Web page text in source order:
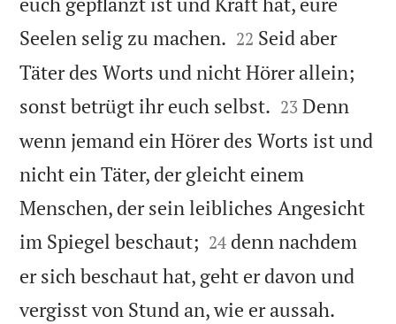
Seelen selig zu machen. 

22 Seid aber
Täter des Worts und nicht Hörer allein;
sonst betrügt ihr euch selbst. 

23 Denn
wenn jemand ein Hörer des Worts ist und
nicht ein Täter, der gleicht einem
Menschen, der sein leibliches Angesicht
im Spiegel beschaut; 

24 denn nachdem
er sich beschaut hat, geht er davon und
vergisst von Stund an, wie er aussah.